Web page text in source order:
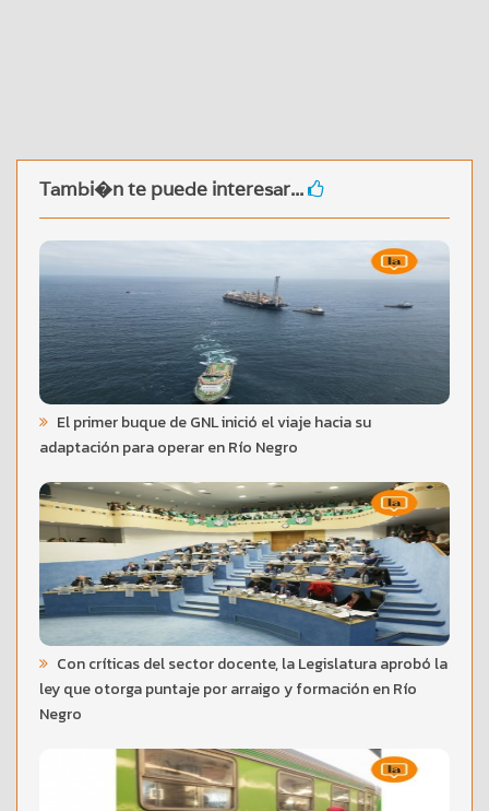
Tambi�n te puede interesar...
El primer buque de GNL inició el viaje hacia su
adaptación para operar en Río Negro
Con críticas del sector docente, la Legislatura aprobó la
ley que otorga puntaje por arraigo y formación en Río
Negro